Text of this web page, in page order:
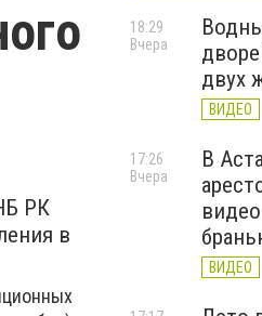
РК
в
двух
ВИДЕО
18:29
Вчера
В
ВИДЕО
17:26
Вчера